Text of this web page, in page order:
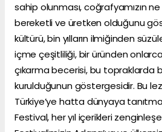
sahip olunması, coğrafyamızın
bereketli ve üretken olduğunu
kültürü, bin yılların ilmiğinden
içme çeşitliliği, bir üründen
çıkarma becerisi, bu topraklarda
kurulduğunun göstergesidir. Bu
Türkiye’ye hatta dünyaya
Festival, her yıl içerikleri